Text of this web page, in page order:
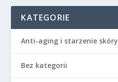
KATEGORIE
Anti-aging i starzenie skóry
Bez kategorii